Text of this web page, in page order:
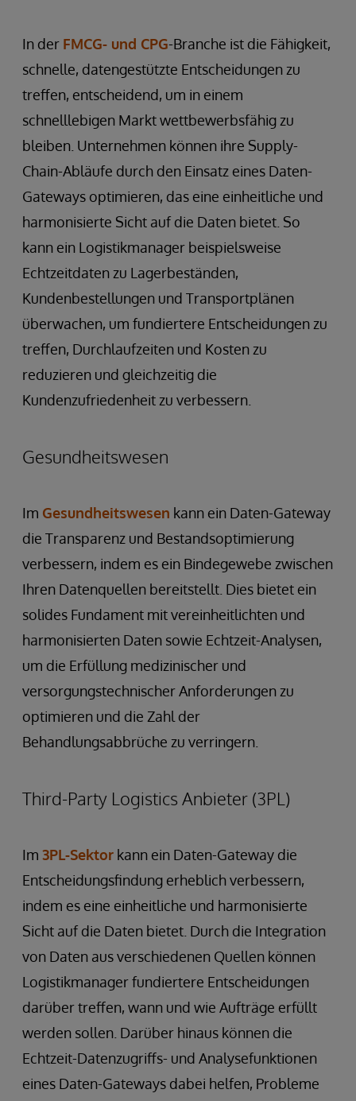
In der FMCG- und CPG-Branche ist die Fähigkeit,
schnelle, datengestützte Entscheidungen zu
treffen, entscheidend, um in einem
schnelllebigen Markt wettbewerbsfähig zu
bleiben. Unternehmen können ihre Supply-
Chain-Abläufe durch den Einsatz eines Daten-
Gateways optimieren, das eine einheitliche und
harmonisierte Sicht auf die Daten bietet. So
kann ein Logistikmanager beispielsweise
Echtzeitdaten zu Lagerbeständen,
Kundenbestellungen und Transportplänen
überwachen, um fundiertere Entscheidungen zu
treffen, Durchlaufzeiten und Kosten zu
reduzieren und gleichzeitig die
Kundenzufriedenheit zu verbessern.
Gesundheitswesen
Im Gesundheitswesen kann ein Daten-Gateway
die Transparenz und Bestandsoptimierung
verbessern, indem es ein Bindegewebe zwischen
Ihren Datenquellen bereitstellt. Dies bietet ein
solides Fundament mit vereinheitlichten und
harmonisierten Daten sowie Echtzeit-Analysen,
um die Erfüllung medizinischer und
versorgungstechnischer Anforderungen zu
optimieren und die Zahl der
Behandlungsabbrüche zu verringern.
Third-Party Logistics Anbieter (3PL)
Im 3PL-Sektor kann ein Daten-Gateway die
Entscheidungsfindung erheblich verbessern,
indem es eine einheitliche und harmonisierte
Sicht auf die Daten bietet. Durch die Integration
von Daten aus verschiedenen Quellen können
Logistikmanager fundiertere Entscheidungen
darüber treffen, wann und wie Aufträge erfüllt
werden sollen. Darüber hinaus können die
Echtzeit-Datenzugriffs- und Analysefunktionen
eines Daten-Gateways dabei helfen, Probleme